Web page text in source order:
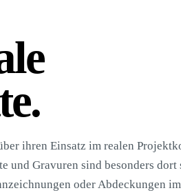
ihren Einsatz im realen
und Gravuren sind besonders
oder Abdeckungen